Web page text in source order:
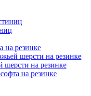
на резинке
шерсти на резинке
шерсти на резинке
на резинке